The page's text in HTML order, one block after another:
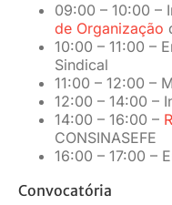
09:00 – 10:00 –
de Organização
10:00 – 11:00 –
Sindical
11:00 – 12:00 –
12:00 – 14:00 –
14:00 – 16:00 –
CONSINASEFE
16:00 – 17:00 –
Convocatória